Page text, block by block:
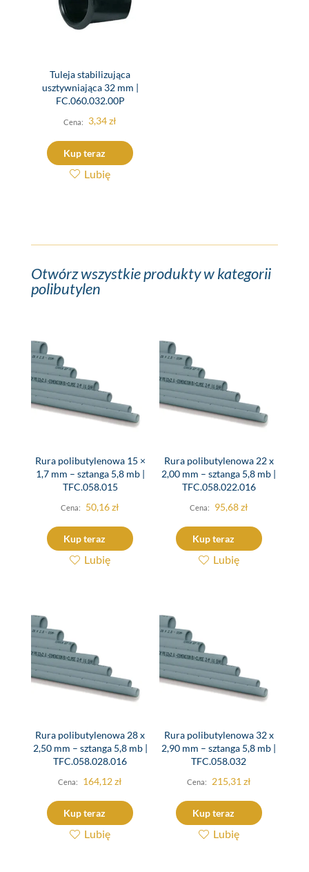
Tuleja stabilizująca
usztywniająca 32 mm |
FC.060.032.00P
3,34zł
Kup teraz
Lubię
Otwórz wszystkie produkty w kategorii
polibutylen
Rura polibutylenowa 15 ×
1,7 mm – sztanga 5,8 mb |
TFC.058.015
50,16zł
Kup teraz
Lubię
Rura polibutylenowa 22 x
2,00 mm – sztanga 5,8 mb |
TFC.058.022.016
95,68zł
Kup teraz
Lubię
Rura polibutylenowa 28 x
2,50 mm – sztanga 5,8 mb |
TFC.058.028.016
164,12zł
Kup teraz
Lubię
Rura polibutylenowa 32 x
2,90 mm – sztanga 5,8 mb |
TFC.058.032
215,31 zł
Kup teraz
Lubię